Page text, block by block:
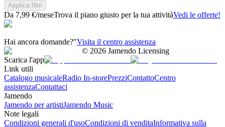
Applica filtri
Da 7,99 €/meseTrova il piano giusto per la tua attivitàVedi le offerte!
Hai ancora domande?"Visita il centro assistenza
© 2026 Jamendo Licensing
Scarica l'app
Link utili
Catalogo musicaleRadio In-storePrezziContattoCentro
assistenzaContattaci
Jamendo
Jamendo per artistiJamendo Music
Note legali
Condizioni generali d'usoCondizioni di venditaInformativa sulla